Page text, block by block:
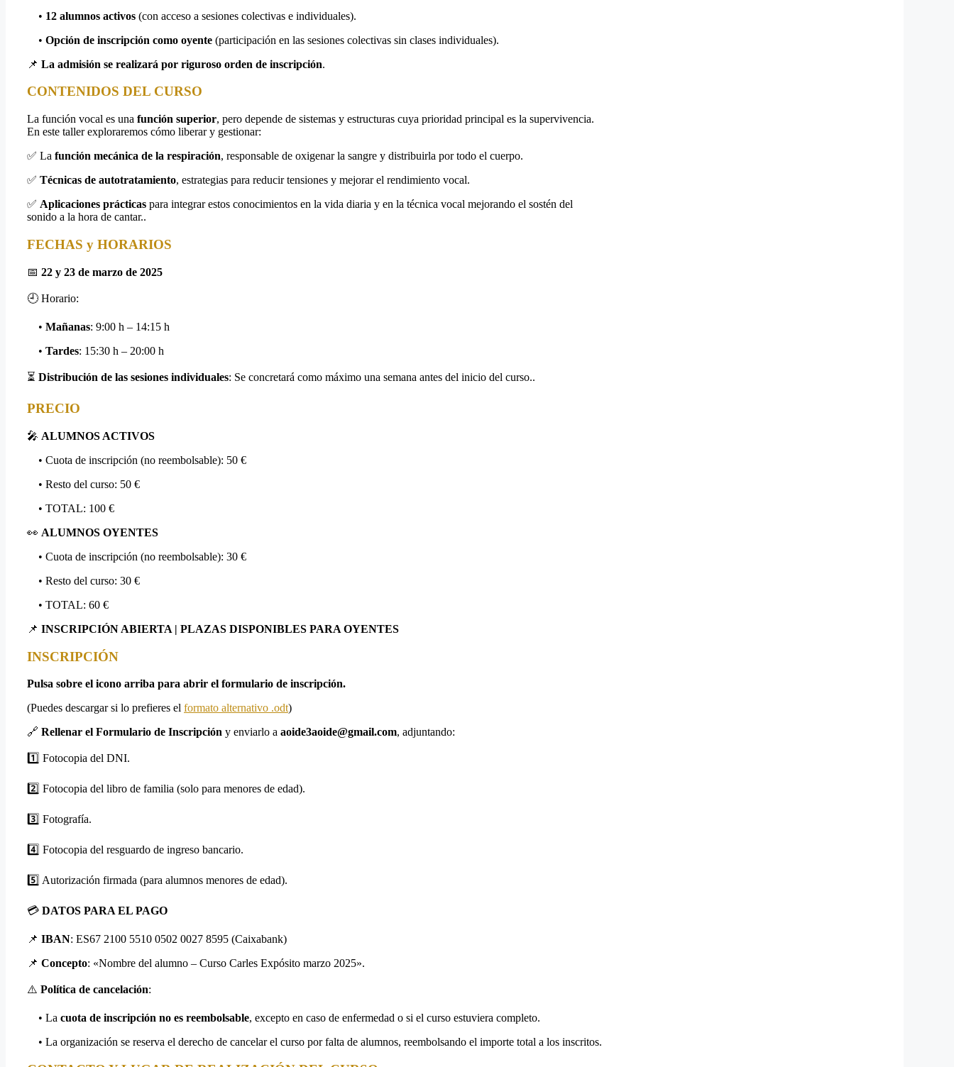
• 12 alumnos activos (con acceso a sesiones colectivas e individuales).
• Opción de inscripción como oyente (participación en las sesiones colectivas sin clases individuales).
📌 La admisión se realizará por riguroso orden de inscripción.
CONTENIDOS DEL CURSO
La función vocal es una función superior, pero depende de sistemas y estructuras cuya prioridad principal es la supervivencia.
En este taller exploraremos cómo liberar y gestionar:
✅ La función mecánica de la respiración, responsable de oxigenar la sangre y distribuirla por todo el cuerpo.
✅ Técnicas de autotratamiento, estrategias para reducir tensiones y mejorar el rendimiento vocal.
✅ Aplicaciones prácticas para integrar estos conocimientos en la vida diaria y en la técnica vocal mejorando el sostén del
sonido a la hora de cantar..
FECHAS y HORARIOS
📅 22 y 23 de marzo de 2025
🕘 Horario:
• Mañanas: 9:00 h – 14:15 h
• Tardes: 15:30 h – 20:00 h
⏳ Distribución de las sesiones individuales: Se concretará como máximo una semana antes del inicio del curso..
PRECIO
🎤 ALUMNOS ACTIVOS
• Cuota de inscripción (no reembolsable): 50 €
• Resto del curso: 50 €
• TOTAL: 100 €
👀 ALUMNOS OYENTES
• Cuota de inscripción (no reembolsable): 30 €
• Resto del curso: 30 €
• TOTAL: 60 €
📌 INSCRIPCIÓN ABIERTA | PLAZAS DISPONIBLES PARA OYENTES
INSCRIPCIÓN
Pulsa sobre el icono arriba para abrir el formulario de inscripción.
(Puedes descargar si lo prefieres el formato alternativo .odt)
🔗 Rellenar el Formulario de Inscripción y enviarlo a aoide3aoide@gmail.com, adjuntando:
1️⃣ Fotocopia del DNI.
2️⃣ Fotocopia del libro de familia (solo para menores de edad).
3️⃣ Fotografía.
4️⃣ Fotocopia del resguardo de ingreso bancario.
5️⃣ Autorización firmada (para alumnos menores de edad).
💳 DATOS PARA EL PAGO
📌 IBAN: ES67 2100 5510 0502 0027 8595 (Caixabank)
📌 Concepto: «Nombre del alumno – Curso Carles Expósito marzo 2025».
⚠️ Política de cancelación:
• La cuota de inscripción no es reembolsable, excepto en caso de enfermedad o si el curso estuviera completo.
• La organización se reserva el derecho de cancelar el curso por falta de alumnos, reembolsando el importe total a los inscritos.